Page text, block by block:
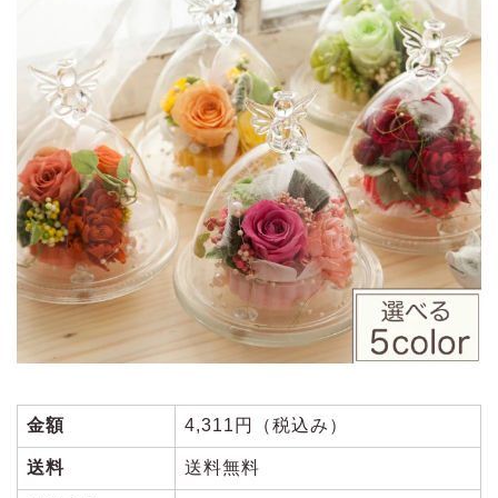
金額 4,311円（税込み）
送料 送料無料